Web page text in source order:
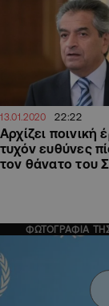
13.01.2020 22:22
Αρχίζει ποινική
τυχόν ευθύνες
τον θάνατο του
ΦΩΤΟΓΡΑΦΙΑ